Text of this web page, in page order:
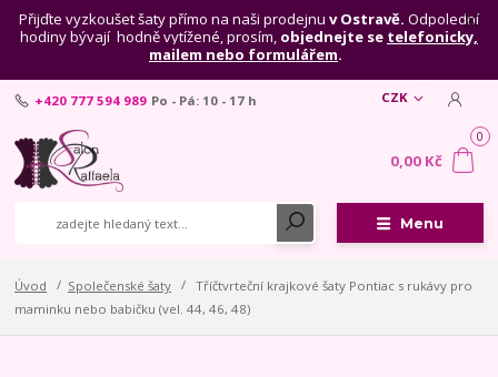
Přijďte vyzkoušet šaty přímo na naši prodejnu v Ostravě. Odpolední
hodiny bývají hodně vytížené, prosím, objednejte se telefonicky,
mailem nebo formulářem.
Menu
CZK
+420 777 594 989 Po - Pá: 10 - 17 h
0
0,00 Kč
Úvod Společenské šaty
Tříčtvrteční krajkové šaty Pontiac s rukávy pro
maminku nebo babičku (vel. 44, 46, 48)